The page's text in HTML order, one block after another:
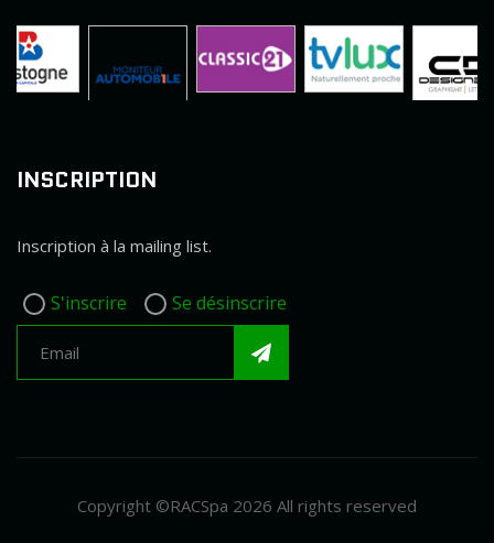
INSCRIPTION
Inscription à la mailing list.
S'inscrire Se désinscrire
Copyright ©RACSpa 2026 All rights reserved